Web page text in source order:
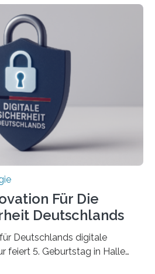
1. September werden sich
vier Jahren insgesamt 15
von CAVECORE mit
– also mit Robotern,
Umgebung erfassen,
und häufig auch mit…
Für Die
Deutschlands
Deutschlands digitale
feiert 5. Geburtstag in Halle